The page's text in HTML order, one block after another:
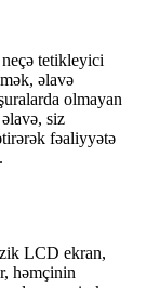
tetikleyici
əlavə
olmayan
siz
fəaliyyətə
LCD ekran,
həmçinin